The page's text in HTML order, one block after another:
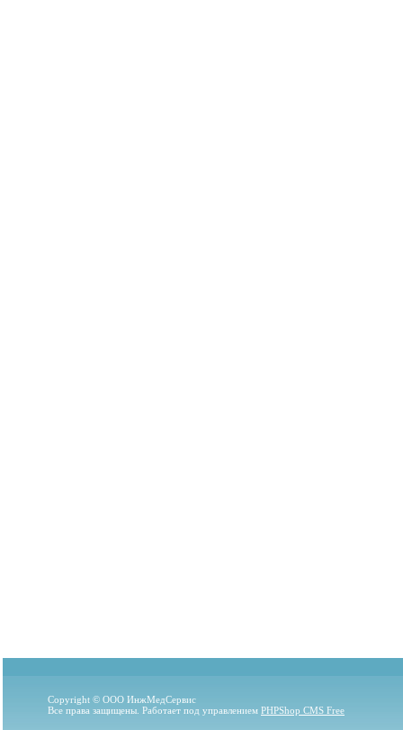
Copyright © ООО ИнжМедСервис
Все права защищены. Работает под управлением PHPShop CMS Free